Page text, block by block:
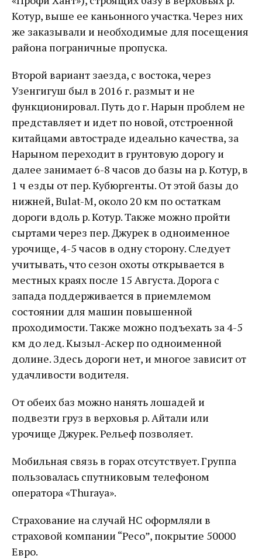
Котур, выше ее каньонного участка. Через них
же заказывали и необходимые для посещения
района пограничные пропуска.
Второй вариант заезда, с востока, через
Узенгигуш был в 2016 г. размыт и не
функционировал. Путь до г. Нарын проблем не
представляет и идет по новой, отстроенной
китайцами автостраде идеально качества, за
Нарыном переходит в грунтовую дорогу и
далее занимает 6-8 часов до базы на р. Котур, в
1 ч езды от пер. Кубюргенты. От этой базы до
нижней, Bulat-M, около 20 км по остаткам
дороги вдоль р. Котур. Также можно пройти
сыртами через пер. Джурек в одноименное
урочище, 4-5 часов в одну сторону. Следует
учитывать, что сезон охоты открывается в
местных краях после 15 Августа. Дорога с
запада поддерживается в приемлемом
состоянии для машин повышенной
проходимости. Также можно подъехать за 4-5
км до лед. Кызыл-Аскер по одноименной
долине. Здесь дороги нет, и многое зависит от
удачливости водителя.
От обеих баз можно нанять лошадей и
подвезти груз в верховья р. Айтали или
урочище Джурек. Рельеф позволяет.
Мобильная связь в горах отсутствует. Группа
пользовалась спутниковым телефоном
оператора «Thuraya».
Страхование на случай НС оформляли в
страховой компании “Ресо”, покрытие 50000
Евро.